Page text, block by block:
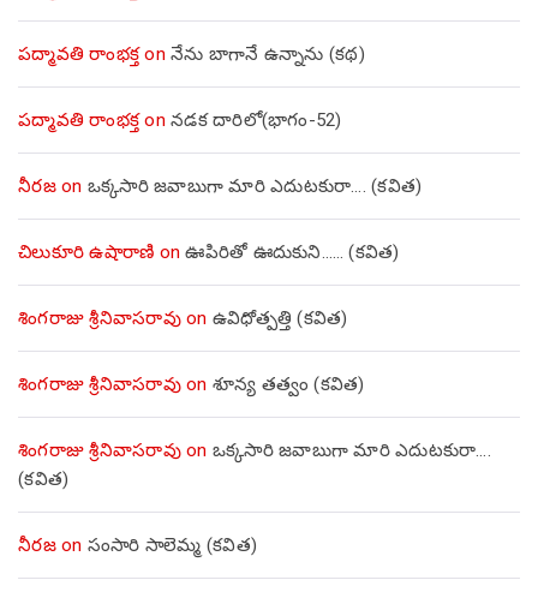
పద్మావతి రాంభక్తon నేను బాగానే ఉన్నాను (క‌థ‌)
పద్మావతి రాంభక్తon నడక దారిలో(భాగం-52)
నీరజon ఒక్కసారి జవాబుగా మారి ఎదుటకురా…. (కవిత)
చిలుకూరి ఉషారాణి onఊపిరితో ఊదుకుని…… (కవిత)
శింగరాజు శ్రీనివాసరావుon ఉవిధోత్పత్తి (కవిత)
శింగరాజు శ్రీనివాసరావుon శూన్య తత్వం (కవిత)
శింగరాజు శ్రీనివాసరావుon ఒక్కసారి జవాబుగా మారి ఎదుటకురా….
(కవిత)
నీరజon సంసారి సాలెమ్మ (కవిత)